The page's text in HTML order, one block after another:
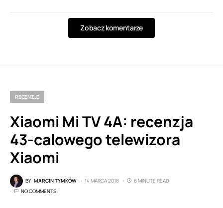
Zobacz komentarze
RECENZJE
Xiaomi Mi TV 4A: recenzja
43-calowego telewizora
Xiaomi
BY MARCIN TYMKÓW 14 MARCA 2018
6 MINUTE READ
NO COMMENTS